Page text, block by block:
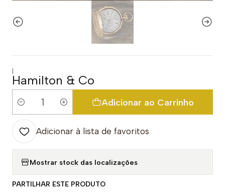
|
Hamilton & Co
Quantidade
Adicionar ao Carrinho
Adicionar à lista de favoritos
Mostrar stock das localizações
PARTILHAR ESTE PRODUTO